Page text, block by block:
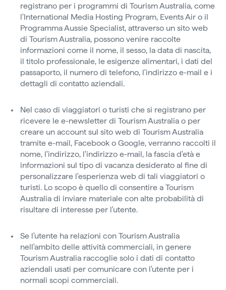
registrano per i programmi di Tourism Australia, come
l'International Media Hosting Program, Events Air o il
Programma Aussie Specialist, attraverso un sito web
di Tourism Australia, possono venire raccolte
informazioni come il nome, il sesso, la data di nascita,
il titolo professionale, le esigenze alimentari, i dati del
passaporto, il numero di telefono, l'indirizzo e-mail e i
dettagli di contatto aziendali.
Nel caso di viaggiatori o turisti che si registrano per
ricevere le e-newsletter di Tourism Australia o per
creare un account sul sito web di Tourism Australia
tramite e-mail, Facebook o Google, verranno raccolti il
nome, l'indirizzo, l'indirizzo e-mail, la fascia d'età e
informazioni sul tipo di vacanza desiderato al fine di
personalizzare l'esperienza web di tali viaggiatori o
turisti. Lo scopo è quello di consentire a Tourism
Australia di inviare materiale con alte probabilità di
risultare di interesse per l'utente.
Se l'utente ha relazioni con Tourism Australia
nell'ambito delle attività commerciali, in genere
Tourism Australia raccoglie solo i dati di contatto
aziendali usati per comunicare con l'utente per i
normali scopi commerciali.